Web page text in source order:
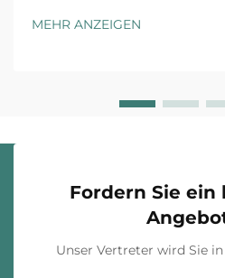
Gegebenheiten. Luxusmarken
MEHR ANZEIGEN
Fordern Sie ein
Unser Vertreter wird Sie